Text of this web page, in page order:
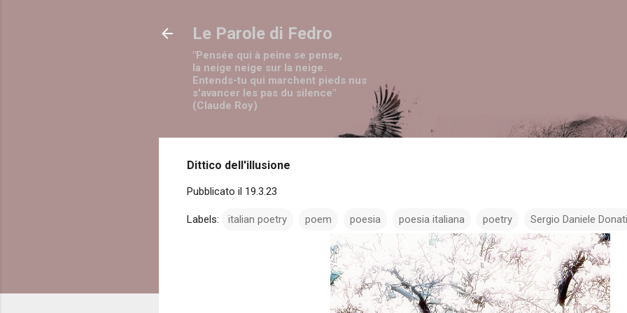
Le Parole di Fedro
"Pensée qui à peine se pense,
la neige neige sur la neige.
Entends-tu qui marchent pieds nus
s'avancer les pas du silence"
(Claude Roy)
Dittico dell'illusione
Pubblicato il 19.3.23
Labels: italian poetry poem poesia poesia italiana poetry Sergio Daniele Donati